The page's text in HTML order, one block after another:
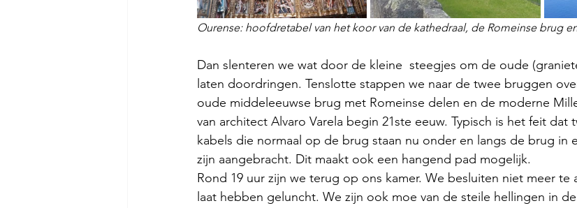
Ourense: hoofdretabel van het koor van de kathedraal, de Romeinse brug
Dan slenteren we wat door de kleine  steegjes om de oude
laten doordringen. Tenslotte stappen we naar de twee bruggen
oude middeleeuwse brug met Romeinse delen en de moderne
van architect Alvaro Varela begin 21ste eeuw. Typisch is het feit dat
kabels die normaal op de brug staan nu onder en langs de brug in
zijn aangebracht. Dit maakt ook een hangend pad mogelijk.
Rond 19 uur zijn we terug op ons kamer. We besluiten niet meer te
laat hebben geluncht. We zijn ook moe van de steile hellingen in